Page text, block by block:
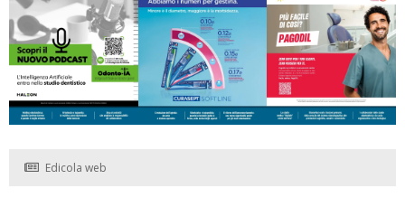
Edicola web